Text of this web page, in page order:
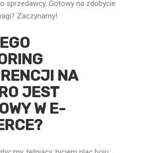
sprzedawcy. Gotowy na zdobycie
Zaczynamy!
NA
JEST
W E-